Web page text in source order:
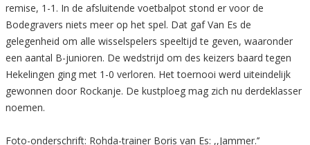
remise, 1-1. In de afsluitende voetbalpot stond er voor de
Bodegravers niets meer op het spel. Dat gaf Van Es de
gelegenheid om alle wisselspelers speeltijd te geven, waaronder
een aantal B-junioren. De wedstrijd om des keizers baard tegen
Hekelingen ging met 1-0 verloren. Het toernooi werd uiteindelijk
gewonnen door Rockanje. De kustploeg mag zich nu derdeklasser
noemen.
Foto-onderschrift: Rohda-trainer Boris van Es: ,,Jammer.’’